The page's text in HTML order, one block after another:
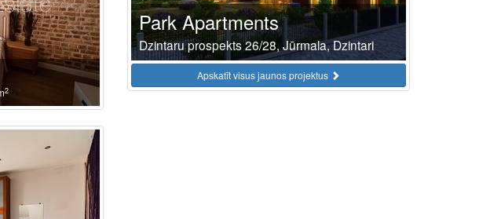
2
Park Apartments
Dzintaru prospekts 26/28, Jūrmala, Dzintari
Apskatīt visus jaunos projektus